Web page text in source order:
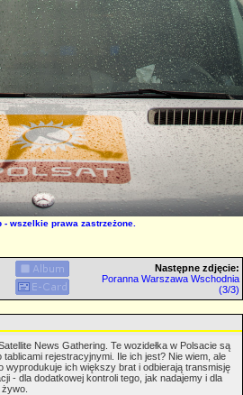
- wszelkie prawa zastrzeżone.
Następne zdjęcie:
Poranna Warszawa Wschodnia
(3/3)
News Gathering. Te wozidełka w Polsacie są
tablicami rejestracyjnymi. Ile ich jest? Nie wiem, ale
wyprodukuje ich większy brat i odbierają transmisję
- dla dodatkowej kontroli tego, jak nadajemy i dla